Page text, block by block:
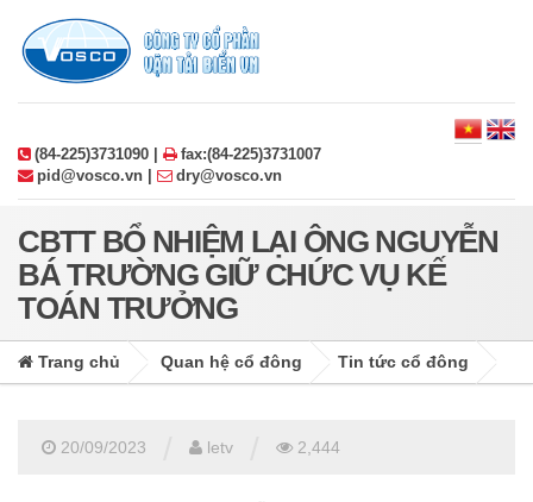
(84-225)3731090 |
fax:(84-225)3731007
pid@vosco.vn |
dry@vosco.vn
CBTT BỔ NHIỆM LẠI ÔNG NGUYỄN
BÁ TRƯỜNG GIỮ CHỨC VỤ KẾ
TOÁN TRƯỞNG
Trang chủ Quan hệ cổ đông Tin tức cổ đông
20/09/2023 letv 2,444